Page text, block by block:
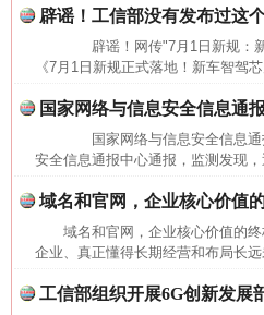
辟谣！工信部没有发布过这
辟谣！网传"7月1日新规：
《7月1日新规正式落地！新车智驾
国家网络与信息安全信息通
国家网络与信息安全信息通
安全信息通报中心通报，监测发现
域名和官网，企业核心价值
域名和官网，企业核心价值的
企业、真正懂得长期经营和布局长
工信部组织开展6G创新发展
网上购药对药下症？